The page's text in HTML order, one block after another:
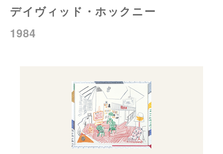
デイヴィッド・ホックニー
1984